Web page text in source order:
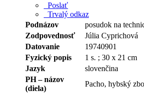
Poslať
Trvalý odkaz
Podnázov
posudok na
Zodpovednosť
Júlia Cyprichová
Datovanie
19740901
Fyzický popis
1 s. ; 30 x 21 cm
Jazyk
slovenčina
PH – názov
(diela)
Pacho, hybský